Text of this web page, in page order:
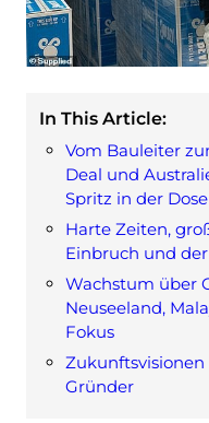
In This Article:
Vom Bauleiter
Deal und
Spritz in der Dose
Harte Zeiten,
Einbruch und
Wachstum über
Neuseeland,
Fokus
Gründer